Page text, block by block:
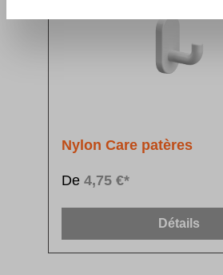
Nylon Care patères
De 4,75 €*
Détails